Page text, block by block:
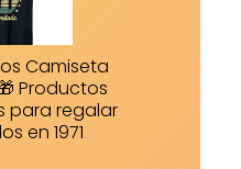
Camiseta
Productos
para regalar
en 1971